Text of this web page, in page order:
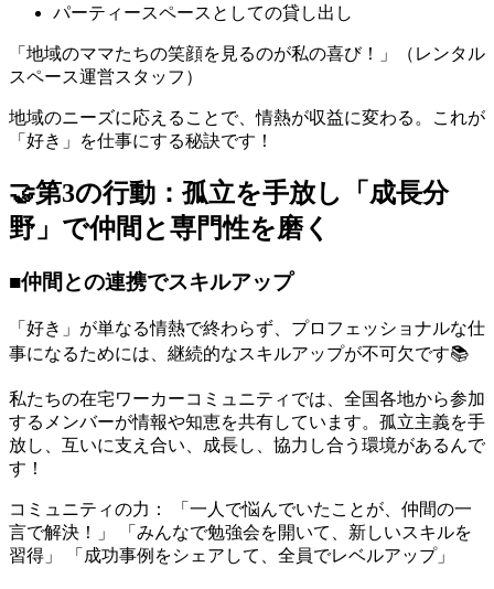
パーティースペースとしての貸し出し
「地域のママたちの笑顔を見るのが私の喜び！」（レンタル
スペース運営スタッフ）
地域のニーズに応えることで、情熱が収益に変わる。これが
「好き」を仕事にする秘訣です！
🤝第3の行動：孤立を手放し「成長分
野」で仲間と専門性を磨く
■仲間との連携でスキルアップ
「好き」が単なる情熱で終わらず、プロフェッショナルな仕
事になるためには、継続的なスキルアップが不可欠です📚
私たちの在宅ワーカーコミュニティでは、全国各地から参加
するメンバーが情報や知恵を共有しています。孤立主義を手
放し、互いに支え合い、成長し、協力し合う環境があるんで
す！
コミュニティの力： 「一人で悩んでいたことが、仲間の一
言で解決！」 「みんなで勉強会を開いて、新しいスキルを
習得」 「成功事例をシェアして、全員でレベルアップ」